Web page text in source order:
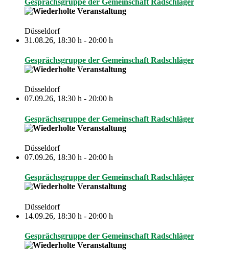
Düsseldorf
31.08.26, 18:30 h - 20:00 h
Gesprächsgruppe der Gemeinschaft Radschläger
Düsseldorf
07.09.26, 18:30 h - 20:00 h
Gesprächsgruppe der Gemeinschaft Radschläger
Düsseldorf
07.09.26, 18:30 h - 20:00 h
Gesprächsgruppe der Gemeinschaft Radschläger
Düsseldorf
14.09.26, 18:30 h - 20:00 h
Gesprächsgruppe der Gemeinschaft Radschläger